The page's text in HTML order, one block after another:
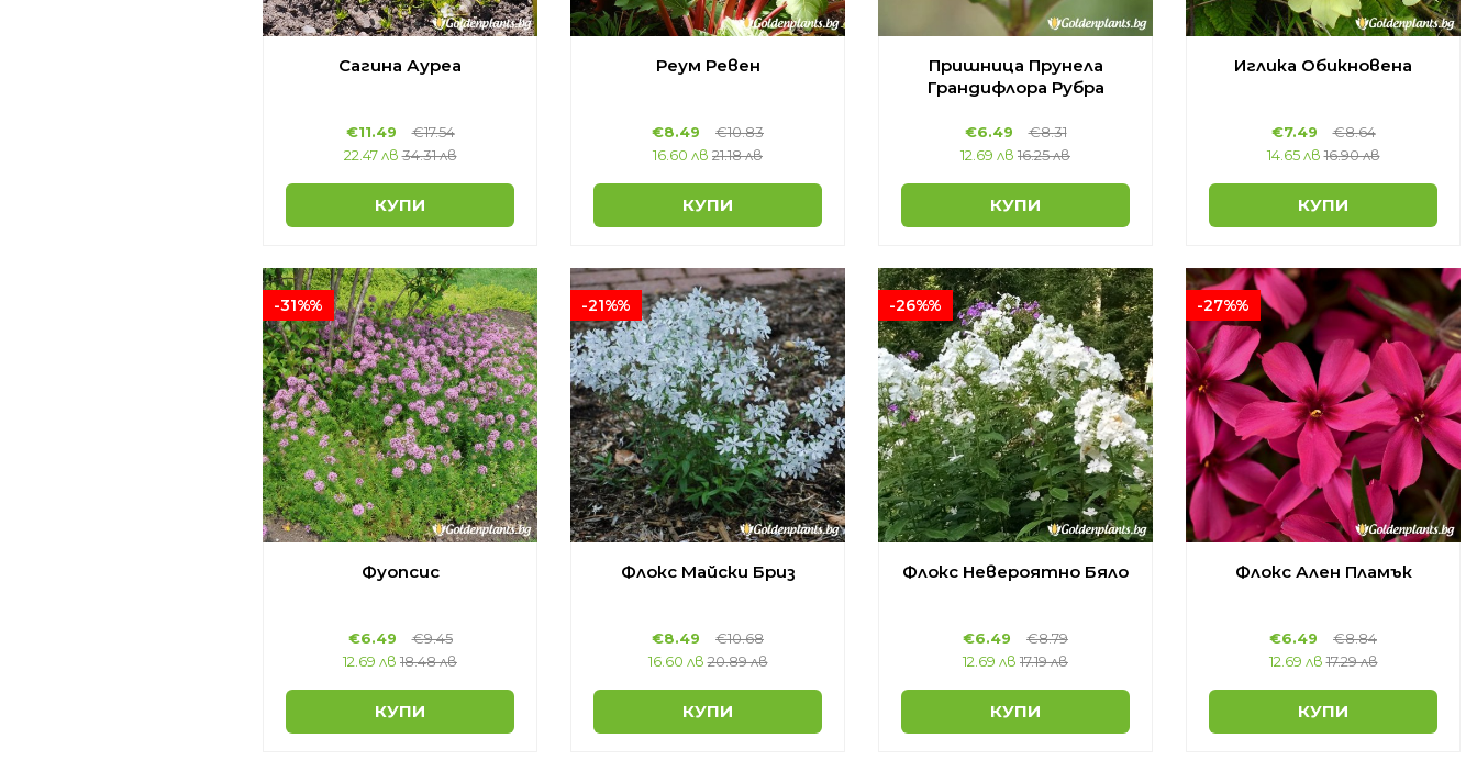
Сагина Ауреа
€11.49
€17.54
22.47 лв 34.31 лв
КУПИ
Реум Ревен
€8.49
€10.83
16.60 лв 21.18 лв
КУПИ
Пришница Прунела
Грандифлора Рубра
€6.49
€8.31
12.69 лв 16.25 лв
КУПИ
Иглика Обикновена
€7.49
€8.64
14.65 лв 16.90 лв
КУПИ
-31%%
Фуопсис
€6.49
€9.45
12.69 лв 18.48 лв
КУПИ
-21%%
Флокс Майски Бриз
€8.49
€10.68
16.60 лв 20.89 лв
КУПИ
-26%%
Флокс Невероятно Бяло
€6.49
€8.79
12.69 лв 17.19 лв
КУПИ
-27%%
Флокс Ален Пламък
€6.49
€8.84
12.69 лв 17.29 лв
КУПИ